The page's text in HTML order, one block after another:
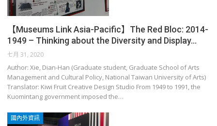
【Museums Link Asia-Pacific】The Red Bloc: 2014-
1949 – Thinking about the Diversity and Display…
七月 31, 2020
Author: Xie, Dian-Han (Graduate student, Graduate School of Arts
Management and Cultural Policy, National Taiwan University of Arts)
Translator: Kiwi Fruit Creative Design Studio From 1949 to 1991, the
Kuomintang government imposed the…
國內外資訊